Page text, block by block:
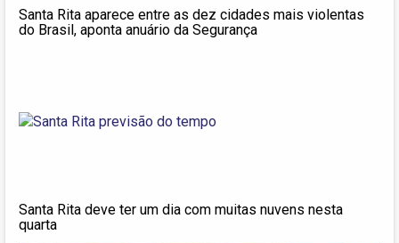
Santa Rita aparece entre as dez cidades mais violentas
do Brasil, aponta anuário da Segurança
Santa Rita deve ter um dia com muitas nuvens nesta
quarta